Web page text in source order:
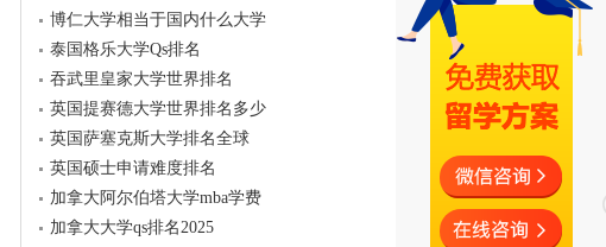
博仁大学相当于国内什么大学
泰国格乐大学Qs排名
吞武里皇家大学世界排名
英国提赛德大学世界排名多少
英国萨塞克斯大学排名全球
英国硕士申请难度排名
加拿大阿尔伯塔大学mba学费
加拿大大学qs排名2025